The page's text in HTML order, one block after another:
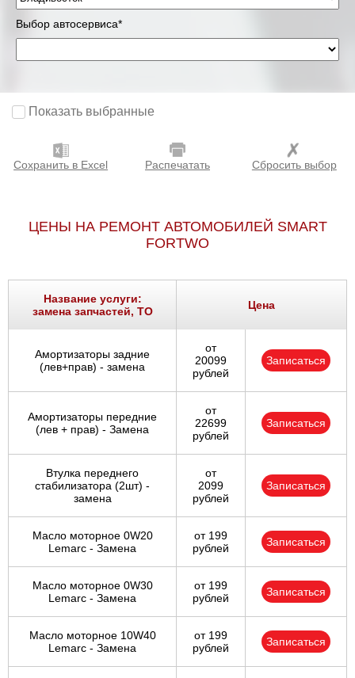
Выбор автосервиса*
Показать выбранные
Сохранить в Excel Распечатать Сбросить выбор
ЦЕНЫ НА РЕМОНТ АВТОМОБИЛЕЙ SMART
FORTWO
Название услуги:
замена запчастей, ТО
Цена
Амортизаторы задние
(лев+прав) - замена
от
20099
рублей
Записаться
Амортизаторы передние
(лев + прав) - Замена
от
22699
рублей
Записаться
Втулка переднего
стабилизатора (2шт) -
замена
от
2099
рублей
Записаться
Масло моторное 0W20
Lemarc - Замена
от 199
рублей
Записаться
Масло моторное 0W30
Lemarc - Замена
от 199
рублей
Записаться
Масло моторное 10W40
Lemarc - Замена
от 199
рублей
Записаться